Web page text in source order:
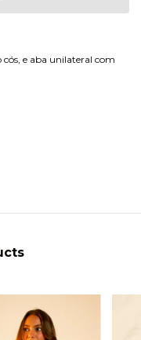
e aba unilateral com